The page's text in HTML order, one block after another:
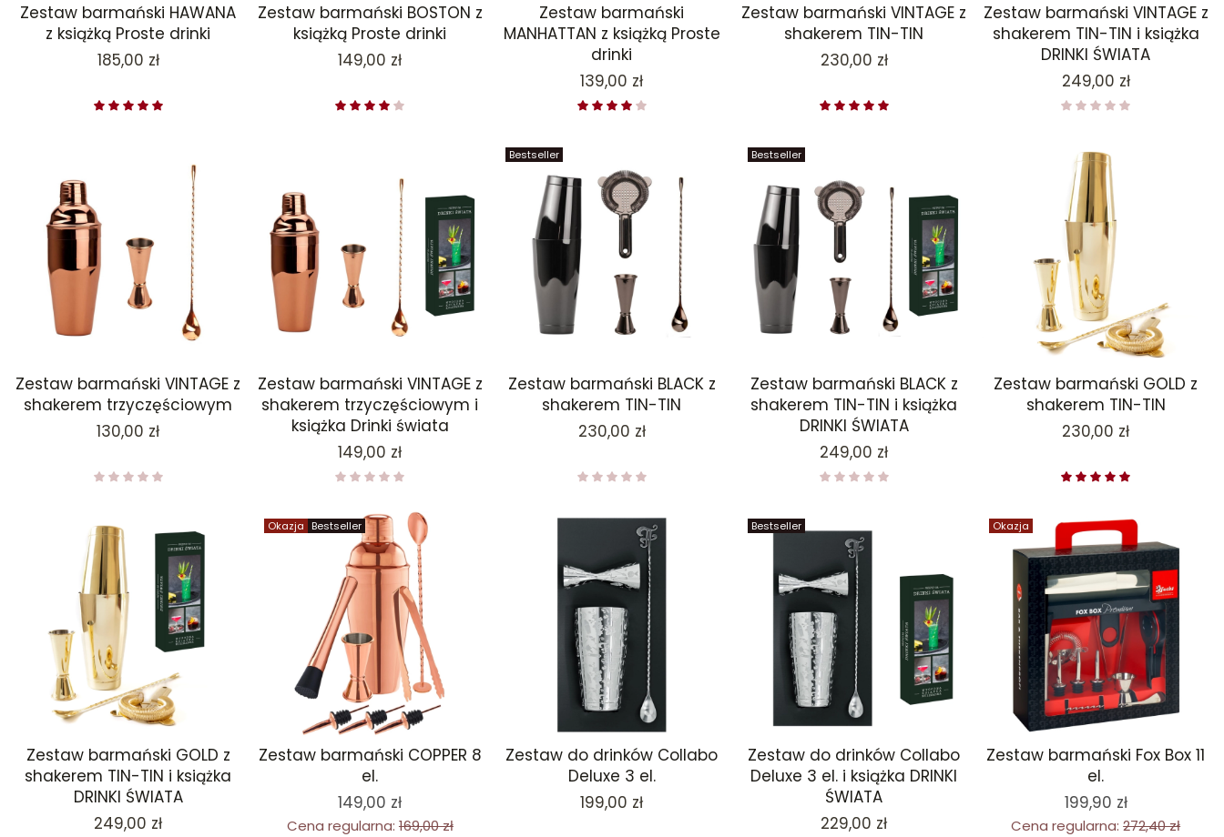
Zestaw barmański HAWANA
z książką Proste drinki
Cena
185,00 zł
Zestaw barmański BOSTON z
książką Proste drinki
Cena
149,00 zł
Zestaw barmański
MANHATTAN z książką Proste
drinki
Cena
139,00 zł
Zestaw barmański VINTAGE z
shakerem TIN-TIN
Cena
230,00 zł
Zestaw barmański VINTAGE z
shakerem TIN-TIN i książka
DRINKI ŚWIATA
Cena
249,00 zł
Zestaw barmański VINTAGE z
shakerem trzyczęściowym
Cena
130,00 zł
Zestaw barmański VINTAGE z
shakerem trzyczęściowym i
książka Drinki świata
Cena
149,00 zł
Bestseller
Zestaw barmański BLACK z
shakerem TIN-TIN
Cena
230,00 zł
Bestseller
Zestaw barmański BLACK z
shakerem TIN-TIN i książka
DRINKI ŚWIATA
Cena
249,00 zł
Zestaw barmański GOLD z
shakerem TIN-TIN
Cena
230,00 zł
Zestaw barmański GOLD z
shakerem TIN-TIN i książka
DRINKI ŚWIATA
Cena
249,00 zł
Okazja Bestseller
Zestaw barmański COPPER 8
el.
149,00 zł
Cena regularna: 169,00 zł
Zestaw do drinków Collabo
Deluxe 3 el.
Cena
199,00 zł
Bestseller
Zestaw do drinków Collabo
Deluxe 3 el. i książka DRINKI
ŚWIATA
Cena
229,00 zł
Okazja
Zestaw barmański Fox Box 11
el.
199,90 zł
Cena regularna: 272,40 zł